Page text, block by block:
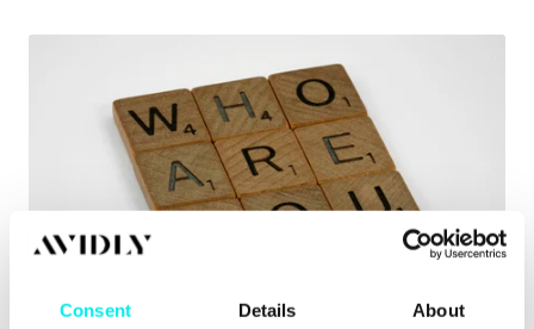
Consent Details About